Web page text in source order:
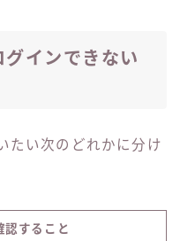
インできない
たい次のどれかに分け
認すること